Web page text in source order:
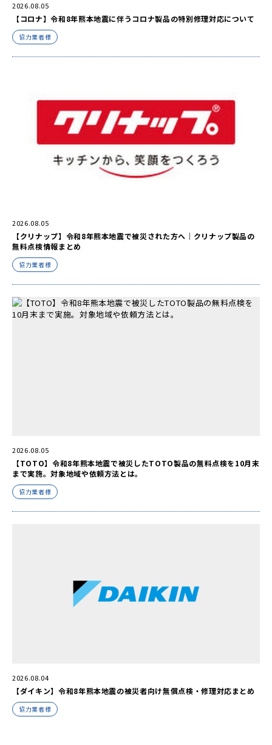
2026.08.05
【コロナ】令和8年熊本地震に伴うコロナ製品の特別修理対応について
協力業者様
2026.08.05
【クリナップ】令和8年熊本地震で被災された方へ｜クリナップ製品の
無料点検情報まとめ
協力業者様
2026.08.05
【TOTO】令和8年熊本地震で被災したTOTO製品の無料点検を10月末
まで実施。対象地域や依頼方法とは。
協力業者様
2026.08.04
【ダイキン】令和8年熊本地震の被災者向け無償点検・修理対応まとめ
協力業者様